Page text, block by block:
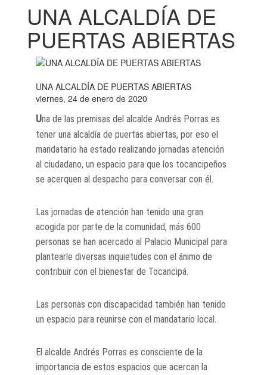
UNA ALCALDÍA DE
PUERTAS ABIERTAS
UNA ALCALDÍA DE PUERTAS ABIERTAS
viernes, 24 de enero de 2020
Una de las premisas del alcalde Andrés Porras es
tener una alcaldía de puertas abiertas, por eso el
mandatario ha estado realizando jornadas atención
al ciudadano, un espacio para que los tocancipeños
se acerquen al despacho para conversar con él.
Las jornadas de atención han tenido una gran
acogida por parte de la comunidad, más 600
personas se han acercado al Palacio Municipal para
plantearle diversas inquietudes con el ánimo de
contribuir con el bienestar de Tocancipá.
Las personas con discapacidad también han tenido
un espacio para reunirse con el mandatario local.
El alcalde Andrés Porras es consciente de la
importancia de estos espacios que acercan la